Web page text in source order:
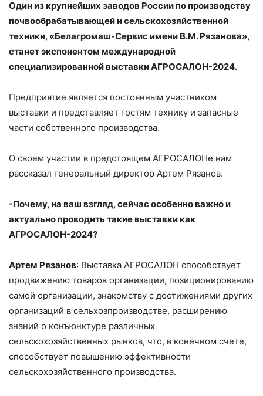
Один из крупнейших заводов России по производству
почвообрабатывающей и сельскохозяйственной
техники, «Белагромаш-Сервис имени В.М. Рязанова»,
станет экспонентом международной
специализированной выставки АГРОСАЛОН-2024.
Предприятие является постоянным участником
выставки и представляет гостям технику и запасные
части собственного производства.
О своем участии в предстоящем АГРОСАЛОНе нам
рассказал генеральный директор Артем Рязанов.
-Почему, на ваш взгляд, сейчас особенно важно и
актуально проводить такие выставки как
АГРОСАЛОН-2024?
Артем Рязанов: Выставка АГРОСАЛОН способствует
продвижению товаров организации, позиционированию
самой организации, знакомству с достижениями других
организаций в сельхозпроизводстве, расширению
знаний о конъюнктуре различных
сельскохозяйственных рынков, что, в конечном счете,
способствует повышению эффективности
сельскохозяйственного производства.